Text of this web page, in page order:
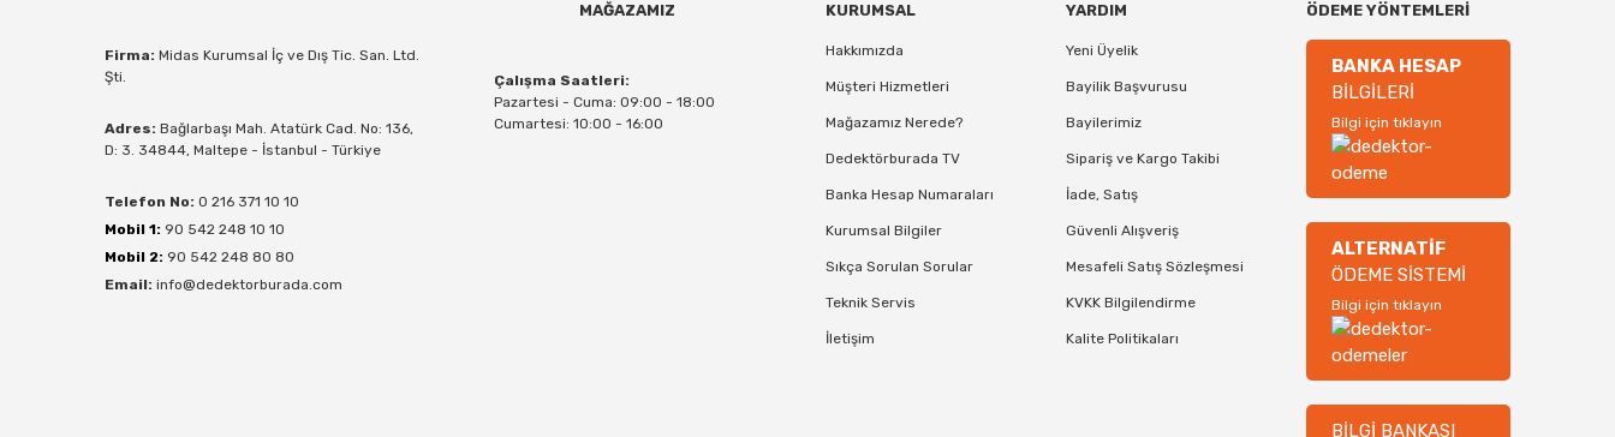
Firma: Midas Kurumsal İç ve Dış Tic. San. Ltd.
Şti.
Adres: Bağlarbaşı Mah. Atatürk Cad. No: 136,
D: 3. 34844, Maltepe - İstanbul - Türkiye
Telefon No: 0 216 371 10 10
Mobil 1: 90 542 248 10 10
Mobil 2: 90 542 248 80 80
Email: info@dedektorburada.com
MAĞAZAMIZ
Çalışma Saatleri:
Pazartesi - Cuma: 09:00 - 18:00
Cumartesi: 10:00 - 16:00
KURUMSAL
Hakkımızda
Müşteri Hizmetleri
Mağazamız Nerede?
Dedektörburada TV
Banka Hesap Numaraları
Kurumsal Bilgiler
Sıkça Sorulan Sorular
Teknik Servis
İletişim
YARDIM
Yeni Üyelik
Bayilik Başvurusu
Bayilerimiz
Sipariş ve Kargo Takibi
İade, Satış
Güvenli Alışveriş
Mesafeli Satış Sözleşmesi
KVKK Bilgilendirme
Kalite Politikaları
ÖDEME YÖNTEMLERİ
BANKA HESAP
BİLGİLERİ
Bilgi için tıklayın
ALTERNATİF
ÖDEME SİSTEMİ
Bilgi için tıklayın
BİLGİ BANKASI